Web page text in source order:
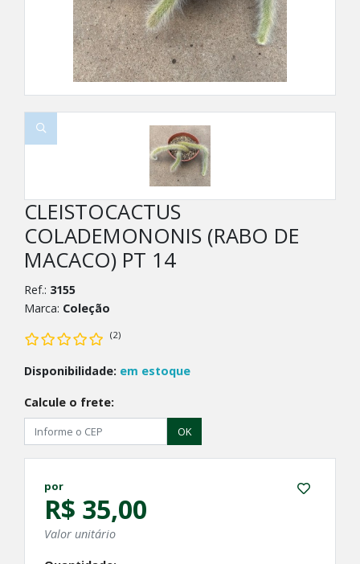
CLEISTOCACTUS
COLADEMONONIS (RABO DE
MACACO) PT 14
Ref.: 3155
Marca: Coleção
(2)
Disponibilidade: em estoque
Calcule o frete:
OK
por
R$ 35,00
Valor unitário